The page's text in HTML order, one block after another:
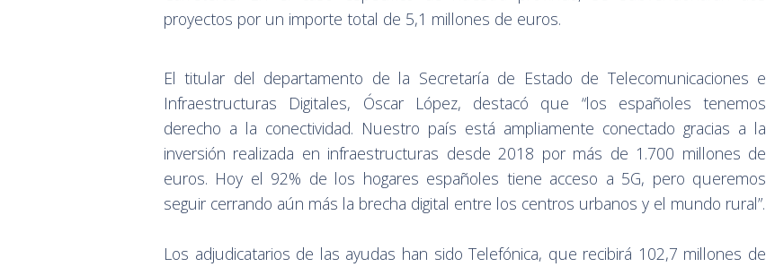
proyectos por un importe total de 5,1 millones de euros.
El titular del departamento de la Secretaría de Estado de Telecomunicaciones e
Infraestructuras Digitales, Óscar López, destacó que “los españoles tenemos
derecho a la conectividad. Nuestro país está ampliamente conectado gracias a la
inversión realizada en infraestructuras desde 2018 por más de 1.700 millones de
euros. Hoy el 92% de los hogares españoles tiene acceso a 5G, pero queremos
seguir cerrando aún más la brecha digital entre los centros urbanos y el mundo rural”.
Los adjudicatarios de las ayudas han sido Telefónica, que recibirá 102,7 millones de